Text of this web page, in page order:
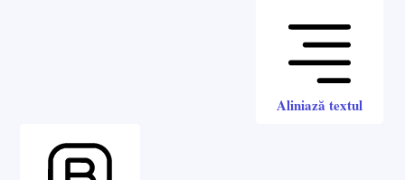
Aliniază textul